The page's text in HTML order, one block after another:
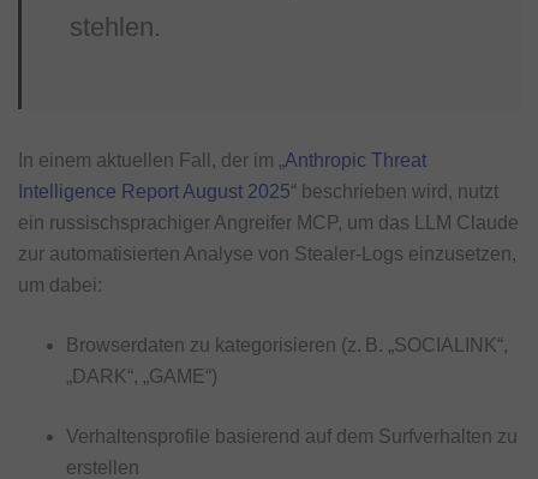
stehlen.
In einem aktuellen Fall, der im „Anthropic Threat
Intelligence Report August 2025“ beschrieben wird, nutzt
ein russischsprachiger Angreifer MCP, um das LLM Claude
zur automatisierten Analyse von Stealer-Logs einzusetzen,
um dabei:
Browserdaten zu kategorisieren (z. B. „SOCIALINK“,
„DARK“, „GAME“)
Verhaltensprofile basierend auf dem Surfverhalten zu
erstellen